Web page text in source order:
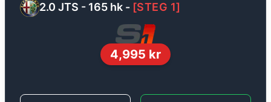
2.0 JTS - 165 hk - [STEG 1]
4,995 kr